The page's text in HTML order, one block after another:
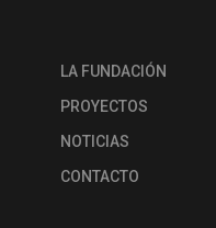
LA FUNDACIÓN
PROYECTOS
NOTICIAS
CONTACTO